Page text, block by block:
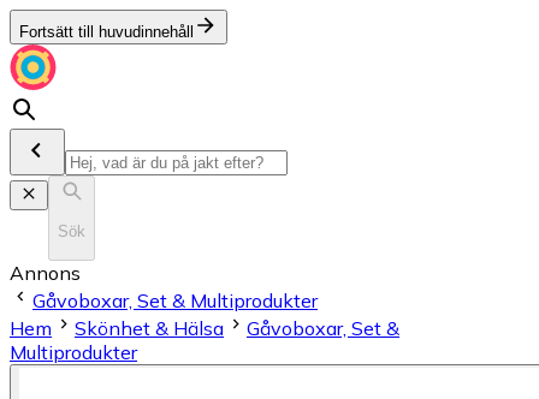
Fortsätt till huvudinnehåll
Sök
Annons
Gåvoboxar, Set & Multiprodukter
Hem
Skönhet & Hälsa
Gåvoboxar, Set &
Multiprodukter